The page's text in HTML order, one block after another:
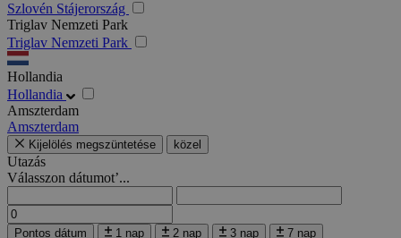
Szlovén Stájerország
Triglav Nemzeti Park
Triglav Nemzeti Park
Hollandia
Hollandia
Amszterdam
Amszterdam
Kijelölés megszüntetése közel
Utazás
Válasszon dátumot’...
Pontos dátum 1 nap 2 nap 3 nap 7 nap